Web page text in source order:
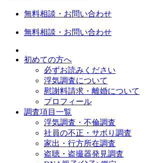
無料相談・お問い合わせ
無料相談・お問い合わせ
初めての方へ
必ずお読みください
浮気調査について
慰謝料請求・離婚について
プロフィール
調査項目一覧
浮気調査・不倫調査
社員の不正・サボり調査
家出・行方所在調査
盗聴・盗撮器発見調査